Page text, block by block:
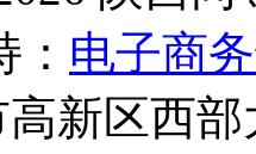
电子商
新区西